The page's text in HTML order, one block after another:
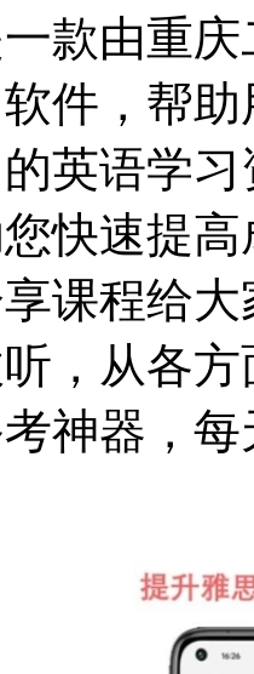
款由重
件，帮
英语学
快速提
课程给
，从各
神器，